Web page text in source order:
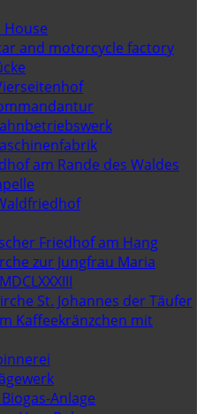
House
and motorcycle factory
am Rande des Waldes
Friedhof am Hang
zur Jungfrau Maria
St. Johannes der Täufer
Kaffeekränzchen mit
Anlage